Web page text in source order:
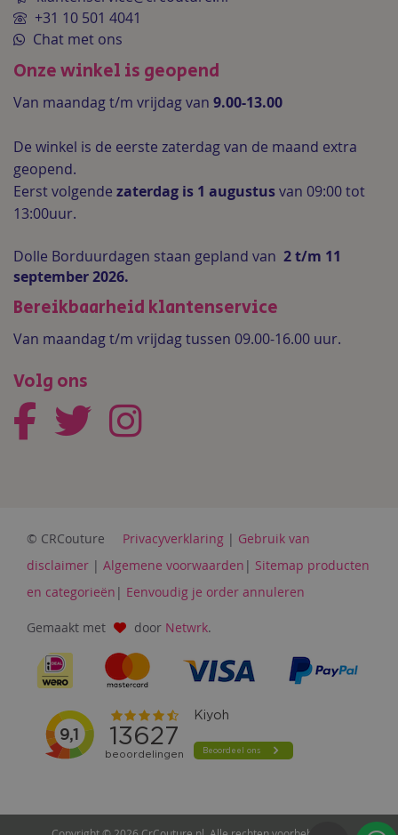
+31 10 501 4041
Chat met ons
Onze winkel is geopend
Van maandag t/m vrijdag van 9.00-13.00
De winkel is de eerste zaterdag van de maand extra
geopend.
Eerst volgende zaterdag is 1 augustusvan 09:00 tot
13:00uur.
Dolle Borduurdagen staan gepland van 2 t/m 11
september 2026.
Bereikbaarheid klantenservice
Van maandag t/m vrijdag tussen 09.00-16.00 uur.
Volg ons
© CRCouture Privacyverklaring | Gebruik van
disclaimer | Algemene voorwaarden | Sitemap producten
en categorieën | Eenvoudig je order annuleren
Gemaakt met door Netwrk.